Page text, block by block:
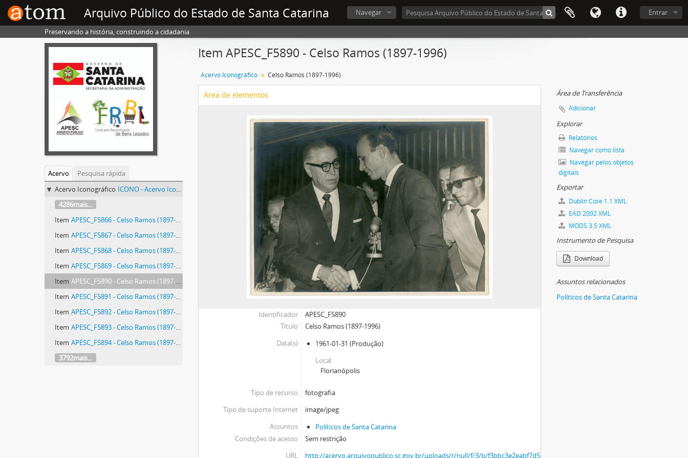
Arquivo Público do Estado de Santa Catarina Entrar
Navegar
Preservando a história, construindo a cidadania
Acervo
Pesquisa rápida
Acervo Iconográfico ICONO - Acervo Iconográfico
4286mais...
Item APESC_F5866 - Celso Ramos (1897-1996)
Item APESC_F5867 - Celso Ramos (1897-1996)
Item APESC_F5868 - Celso Ramos (1897-1996)
Item APESC_F5869 - Celso Ramos (1897-1996)
Item APESC_F5890 - Celso Ramos (1897-1996)
Item APESC_F5891 - Celso Ramos (1897-1996)
Item APESC_F5892 - Celso Ramos (1897-1996)
Item APESC_F5893 - Celso Ramos (1897-1996)
Item APESC_F5894 - Celso Ramos (1897-1996)
3792mais...
Item APESC_F5890 - Celso Ramos (1897-1996)
Acervo Iconográfico Celso Ramos (1897-1996)
Área de elementos
Identificador
APESC_F5890
Título
Celso Ramos (1897-1996)
Data(s)
1961-01-31 (Produção)
Local
Florianópolis
Tipo de recurso
fotografia
Tipo de suporte Internet
image/jpeg
Assuntos
Políticos de Santa Catarina
Condições de acesso
Sem restrição
URL
http://acervo.arquivopublico.sc.gov.br/uploads/r/null/f/3/b/
Área de Transferência
Adicionar
Explorar
Relatórios
Navegar como lista
Navegar pelos objetos
digitais
Exportar
Dublin Core 1.1 XML
EAD 2002 XML
MODS 3.5 XML
Instrumento de Pesquisa
Download
Assuntos relacionados
Políticos de Santa Catarina